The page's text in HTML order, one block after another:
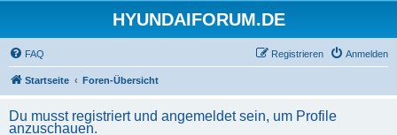
HYUNDAIFORUM.DE
FAQ Anmelden
Registrieren
Startseite Foren-Übersicht
Du musst registriert und angemeldet sein, um Profile
anzuschauen.